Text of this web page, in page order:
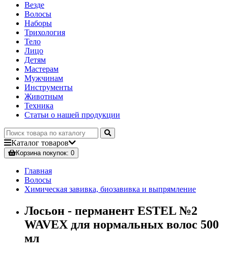
Везде
Волосы
Наборы
Трихология
Тело
Лицо
Детям
Мастерам
Мужчинам
Инструменты
Животным
Техника
Статьи о нашей продукции
Каталог товаров
Корзинапокупок: 0
Главная
Волосы
Химическая завивка, биозавивка и выпрямление
Лосьон - перманент ESTEL №2
WAVEX для нормальных волос 500
мл